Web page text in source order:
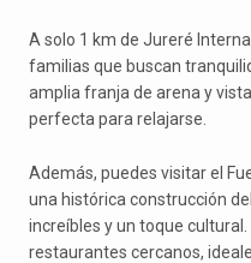
A solo 1 km de Jureré
familias que buscan
amplia franja de arena y
perfecta para relajarse.
Además, puedes visitar el
una histórica construcción
increíbles y un toque
restaurantes cercanos,